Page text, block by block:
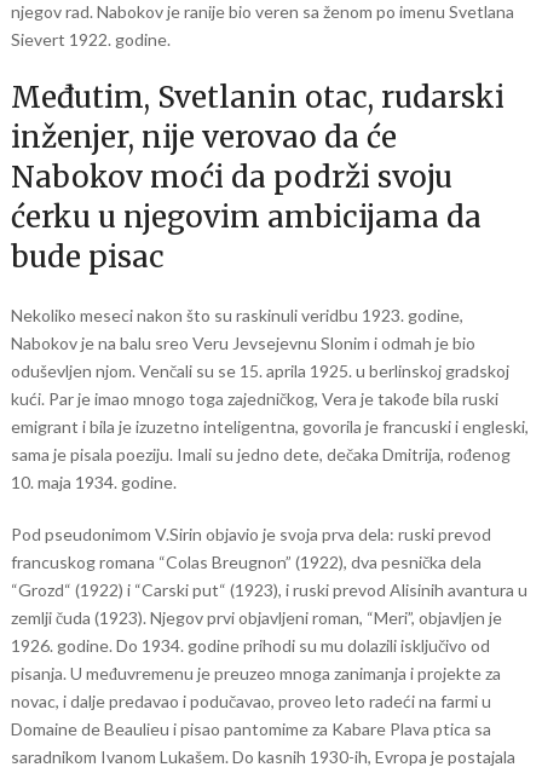
njegov rad. Nabokov je ranije bio veren sa ženom po imenu Svetlana
Sievert 1922. godine.
Međutim, Svetlanin otac, rudarski
inženjer, nije verovao da će
Nabokov moći da podrži svoju
ćerku u njegovim ambicijama da
bude pisac
Nekoliko meseci nakon što su raskinuli veridbu 1923. godine,
Nabokov je na balu sreo Veru Jevsejevnu Slonim i odmah je bio
oduševljen njom. Venčali su se 15. aprila 1925. u berlinskoj gradskoj
kući. Par je imao mnogo toga zajedničkog, Vera je takođe bila ruski
emigrant i bila je izuzetno inteligentna, govorila je francuski i engleski,
sama je pisala poeziju. Imali su jedno dete, dečaka Dmitrija, rođenog
10. maja 1934. godine.
Pod pseudonimom V.Sirin objavio je svoja prva dela: ruski prevod
francuskog romana “Colas Breugnon” (1922), dva pesnička dela
“Grozd“ (1922) i “Carski put“ (1923), i ruski prevod Alisinih avantura u
zemlji čuda (1923). Njegov prvi objavljeni roman, “Meri”, objavljen je
1926. godine. Do 1934. godine prihodi su mu dolazili isključivo od
pisanja. U međuvremenu je preuzeo mnoga zanimanja i projekte za
novac, i dalje predavao i podučavao, proveo leto radeći na farmi u
Domaine de Beaulieu i pisao pantomime za Kabare Plava ptica sa
saradnikom Ivanom Lukašem. Do kasnih 1930-ih, Evropa je postajala